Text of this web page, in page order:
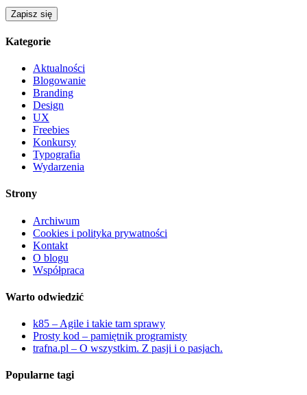
Kategorie
Aktualności
Blogowanie
Branding
Design
UX
Freebies
Konkursy
Typografia
Wydarzenia
Strony
Archiwum
Cookies i polityka prywatności
Kontakt
O blogu
Współpraca
Warto odwiedzić
k85 – Agile i takie tam sprawy
Prosty kod – pamiętnik programisty
trafna.pl – O wszystkim. Z pasji i o pasjach.
Popularne tagi